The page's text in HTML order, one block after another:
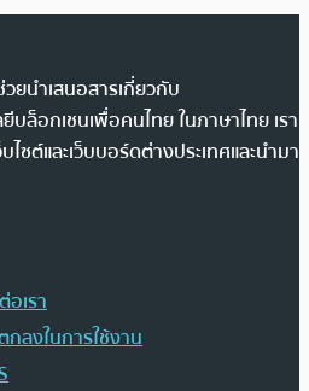
ยนำเสนอสารเกี่ยวกับ
บล็อกเชนเพื่อคนไทย ในภาษาไทย เรา
ซต์และเว็บบอร์ดต่างประเทศและนำมา
เรา
กลงในการใช้งาน